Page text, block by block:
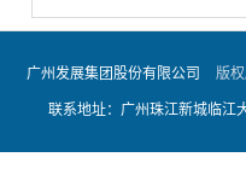
2、供货及其服务
3、交货时间：
4、项目资金来源：
广州发展集团股份有限公司 版
联系地址：广州珠江新城临江